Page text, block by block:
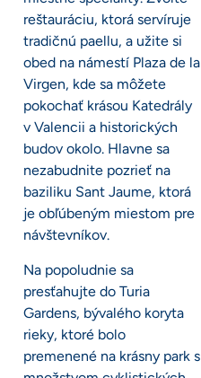
reštauráciu, ktorá servíruje
tradičnú paellu, a užite si
obed na námestí Plaza de la
Virgen, kde sa môžete
pokochať krásou Katedrály
v Valencii a historických
budov okolo. Hlavne sa
nezabudnite pozrieť na
baziliku Sant Jaume, ktorá
je obľúbeným miestom pre
návštevníkov.
Na popoludnie sa
presťahujte do Turia
Gardens, bývalého koryta
rieky, ktoré bolo
premenené na krásny park s